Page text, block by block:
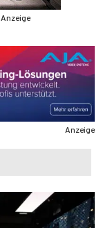
Anzeige
Anzeige